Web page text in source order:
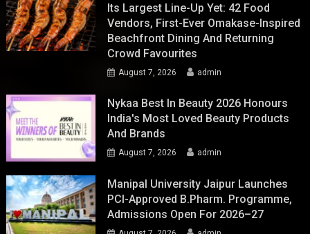
Its Largest Line-Up Yet: 42 Food
Vendors, First-Ever Omakase-Inspired
Beachfront Dining And Returning
Crowd Favourites
August 7, 2026 admin
Nykaa Best In Beauty 2026 Honours
India's Most Loved Beauty Products
And Brands
August 7, 2026 admin
Manipal University Jaipur Launches
PCI-Approved B.Pharm. Programme,
Admissions Open For 2026–27